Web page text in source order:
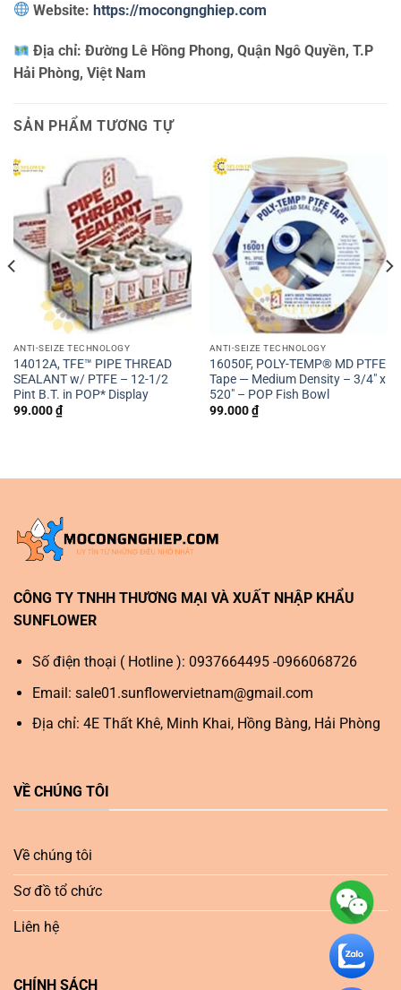
Website:https://mocongnghiep.com
Địa chỉ:Đường Lê Hồng Phong, Quận Ngô Quyền, T.P
Hải Phòng, Việt Nam
SẢN PHẨM TƯƠNG TỰ
ANTI-SEIZE TECHNOLOGY
14012A, TFE™ PIPE THREAD
SEALANT w/ PTFE – 12-1/2
Pint B.T. in POP* Display
99.000₫
ANTI-SEIZE TECHNOLOGY
16050F, POLY-TEMP® MD PTFE
Tape — Medium Density – 3/4″ x
520″ – POP Fish Bowl
99.000₫
CÔNG TY TNHH THƯƠNG MẠI VÀ XUẤT NHẬP KHẨU
SUNFLOWER
Số điện thoại ( Hotline ): 0937664495 -0966068726
Email: sale01.sunflowervietnam@gmail.com
Địa chỉ: 4E Thất Khê, Minh Khai, Hồng Bàng, Hải Phòng
VỀ CHÚNG TÔI
Về chúng tôi
Sơ đồ tổ chức
Liên hệ
CHÍNH SÁCH